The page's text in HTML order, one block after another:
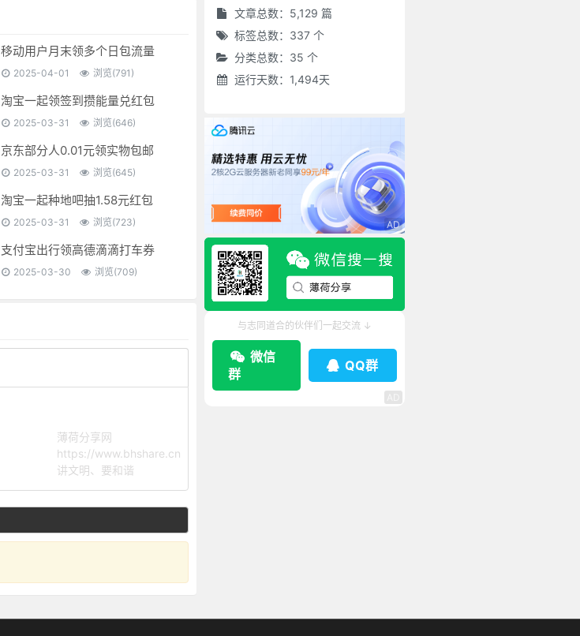
移动用户月末领多个日包流量
2025-04-01 浏览(791)
淘宝一起领签到攒能量兑红包
2025-03-31 浏览(646)
京东部分人0.01元领实物包邮
2025-03-31 浏览(645)
淘宝一起种地吧抽1.58元红包
2025-03-31 浏览(723)
支付宝出行领高德滴滴打车券
2025-03-30 浏览(709)
薄荷分享网
https://www.bhshare.cn
讲文明、要和谐
文章总数：5,129 篇
标签总数：337 个
分类总数：35 个
运行天数：1,494天
与志同道合的伙伴们一起交流 ↓
微信
群
QQ群